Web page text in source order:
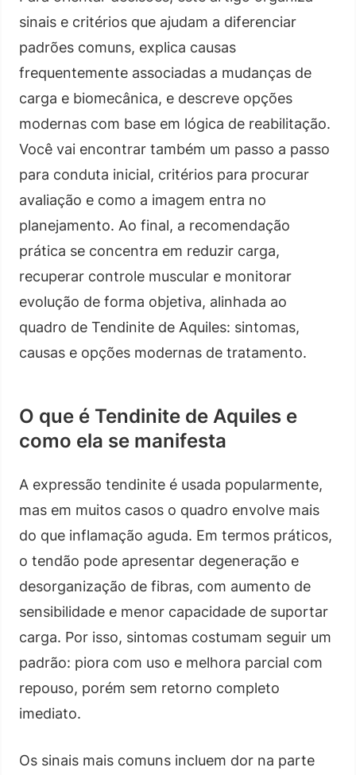
sinais e critérios que ajudam a diferenciar
padrões comuns, explica causas
frequentemente associadas a mudanças de
carga e biomecânica, e descreve opções
modernas com base em lógica de reabilitação.
Você vai encontrar também um passo a passo
para conduta inicial, critérios para procurar
avaliação e como a imagem entra no
planejamento. Ao final, a recomendação
prática se concentra em reduzir carga,
recuperar controle muscular e monitorar
evolução de forma objetiva, alinhada ao
quadro de Tendinite de Aquiles: sintomas,
causas e opções modernas de tratamento.
O que é Tendinite de Aquiles e
como ela se manifesta
A expressão tendinite é usada popularmente,
mas em muitos casos o quadro envolve mais
do que inflamação aguda. Em termos práticos,
o tendão pode apresentar degeneração e
desorganização de fibras, com aumento de
sensibilidade e menor capacidade de suportar
carga. Por isso, sintomas costumam seguir um
padrão: piora com uso e melhora parcial com
repouso, porém sem retorno completo
imediato.
Os sinais mais comuns incluem dor na parte